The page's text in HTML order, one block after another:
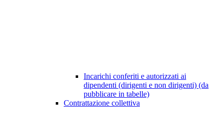
Incarichi conferiti e autorizzati ai
dipendenti (dirigenti e non dirigenti) (da
pubblicare in tabelle)
Contrattazione collettiva